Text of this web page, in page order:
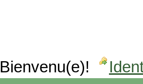
Bienvenu(e)!